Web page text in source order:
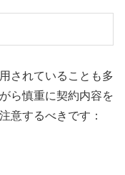
されていることも多
ら慎重に契約内容を
意するべきです：